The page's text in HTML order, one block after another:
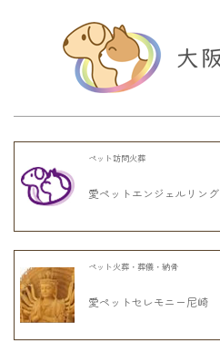
ペット訪問火葬
愛ペットエンジェルリング
ペット火葬・葬儀・納骨
愛ペットセレモニー尼崎